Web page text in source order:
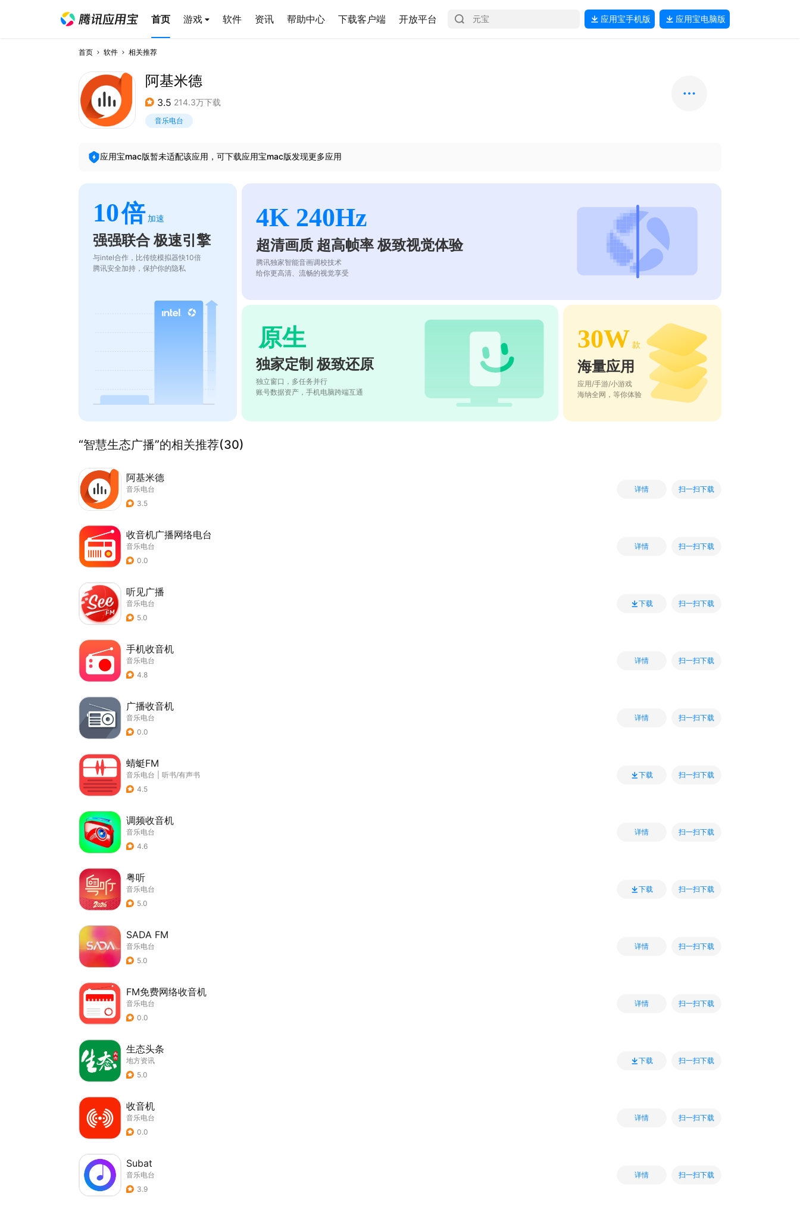
首页 游戏 软件 资讯 帮助中心 下载客户端 开放平台 应用宝手机版 应用宝电脑版
首页 软件 相关推荐
阿基米德
3.5 214.3万下载
音乐电台
应用宝mac版暂未适配该应用，可下载应用宝mac版发现更多应用
10倍 加速
强强联合 极速引擎
与intel合作，比传统模拟器快10倍
腾讯安全加持，保护你的隐私
4K 240Hz
超清画质 超高帧率 极致视觉体验
腾讯独家智能音画调校技术
给你更高清、流畅的视觉享受
原生
独家定制 极致还原
独立窗口，多任务并行
账号数据资产，手机电脑跨端互通
30W 款
海量应用
应用/手游/小游戏
海纳全网，等你体验
“智慧生态广播”的相关推荐(30)
阿基米德
音乐电台
3.5
详情 扫一扫下载
收音机广播网络电台
音乐电台
0.0
详情 扫一扫下载
听见广播
音乐电台
5.0
下载 扫一扫下载
手机收音机
音乐电台
4.8
详情 扫一扫下载
广播收音机
音乐电台
0.0
详情 扫一扫下载
蜻蜓FM
音乐电台
听书/有声书
4.5
下载 扫一扫下载
调频收音机
音乐电台
4.6
详情 扫一扫下载
粤听
音乐电台
5.0
下载 扫一扫下载
SADA FM
音乐电台
5.0
详情 扫一扫下载
FM免费网络收音机
音乐电台
0.0
详情 扫一扫下载
生态头条
地方资讯
5.0
下载 扫一扫下载
收音机
音乐电台
0.0
详情 扫一扫下载
Subat
音乐电台
3.9
详情 扫一扫下载